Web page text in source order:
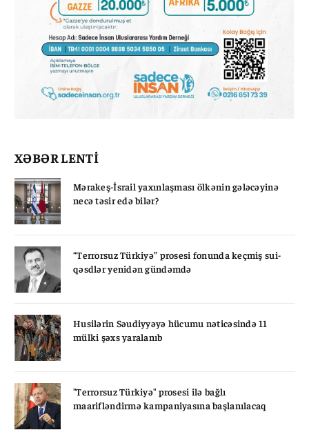
XƏBƏR LENTİ
Mərakeş-İsrail yaxınlaşması ölkənin gələcəyinə
necə təsir edə bilər?
“Terrorsuz Türkiyə” prosesi fonunda keçmiş sui-
qəsdlər yenidən gündəmdə
Husilərin Səudiyyəyə hücumu nəticəsində 11
mülki şəxs yaralanıb
"Terrorsuz Türkiyə" prosesi ilə bağlı
maarifləndirmə kampaniyasına başlanılacaq